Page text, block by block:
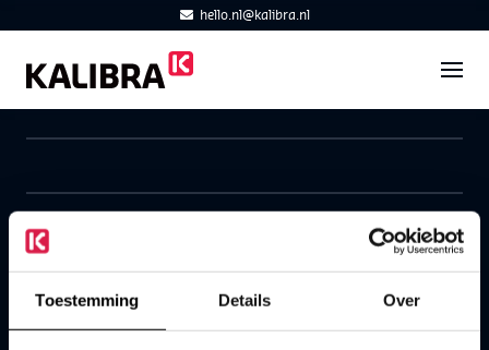
Toestemming Details Over
hello.nl@kalibra.nl
Correspon­dentie